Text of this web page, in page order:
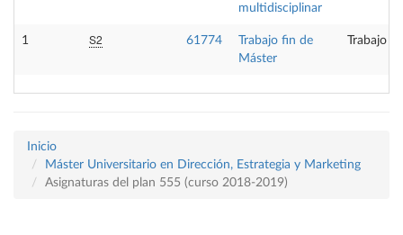
multidisciplinar
1 S2 61774
Trabajo fin de
Máster
Trabajo
Inicio
Máster Universitario en Dirección, Estrategia y Marketing
Asignaturas del plan 555 (curso 2018-2019)